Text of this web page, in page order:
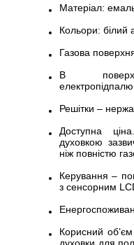
Матеріал:
Кольори: білий
Газова
В
Решітки –
Доступна
духовкою
ніж повністю
Керування –
з сенсорним
Корисний